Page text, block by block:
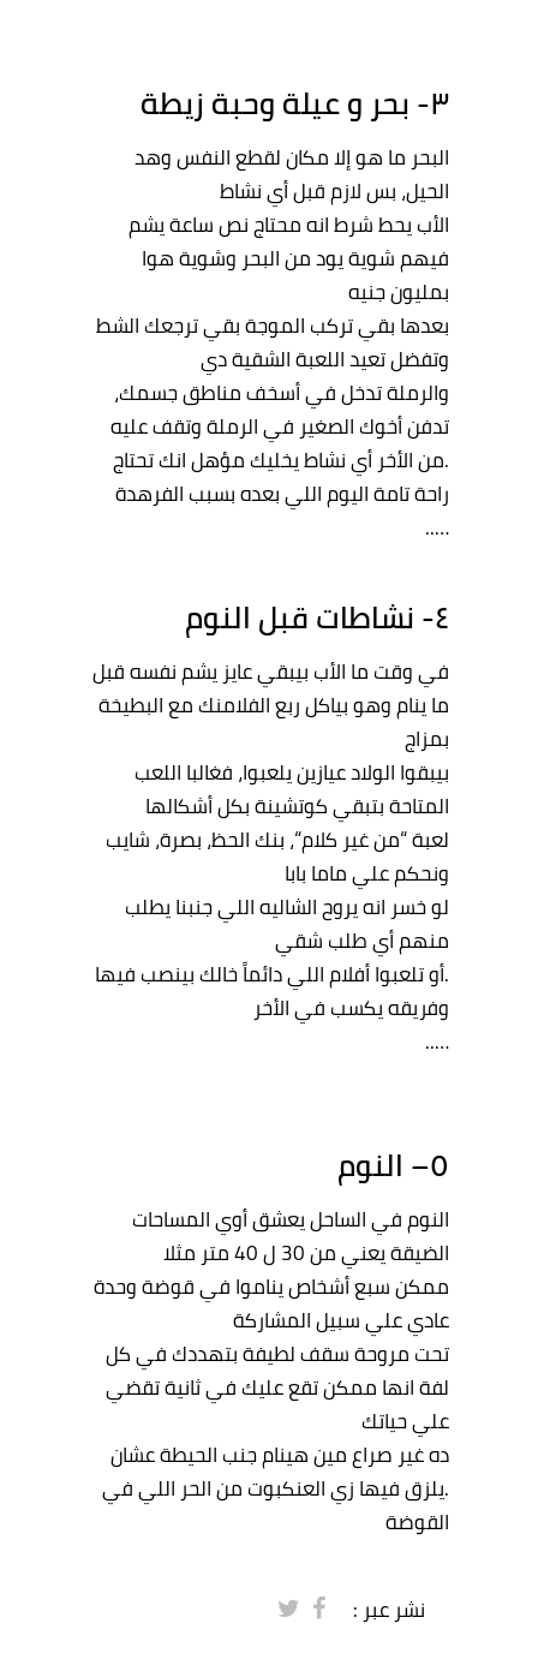
٣- بحر وعيلةوحبةزيطة
البحر ماهوإلامكانلقطعالنفسوهد
الحيل،بسلازمقبلأينشاط
الأبيحطشرطانهمحتاجنصساعةيشم
فيهمشويةيودمنالبحر وشويةهوا
بمليونجنيه
بعدهابقيتركبالموجةبقيترجعكالشط
وتفضلتعيداللعبةالشقيةدي
والرملةتدخلفيأسخفمناطقجسمك،
تدفنأخوكالصغير فيالرملةوتقفعليه
.منالأخرأينشاطيخليكمؤهلانكتحتاج
راحةتامةاليومالليبعدهبسببالفرهدة
…..
٤- نشاطات قبلالنوم
فيوقتماالأببيبقيعايزيشمنفسهقبل
مايناموهوبياكلربعالفلامنكمعالبطيخة
بمزاج
بيبقواالولادعيازينيلعبوا،فغالبااللعب
المتاحةبتبقيكوتشينةبكلأشكالها
لعبة“منغير كلام“،بنكالحظ،بصرة،شايب
ونحكمعليمامابابا
لوخسر انهيروحالشاليهالليجنبنايطلب
منهمأيطلبشقي
.أوتلعبواأفلامالليدائماخالكبينصبفيها
وفريقهيكسبفيالأخر
…..
٥– النوم
النومفيالساحليعشقأويالمساحات
الضيقةيعنيمن ل متر مثلا
ممكنسبعأشخاصيناموافيقوضةوحدة
عاديعليسبيلالمشاركة
تحتمروحةسقفلطيفةبتهددكفيكل
لفةانهاممكنتقععليكفيثانيةتقضي
عليحياتك
دهغير صراعمينهينامجنبالحيطةعشان
.يلزقفيهازيالعنكبوتمنالحر الليفي
القوضة
نشر عبر :